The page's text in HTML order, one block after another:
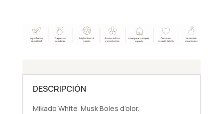
DESCRIPCIÓN
Mikado White Musk Boles d’olor.